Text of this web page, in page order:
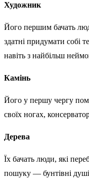
Художник
Його першим бачать
здатні придумати собі
навіть з найбільш
Камінь
Його у першу чергу
своїх ногах,
Дерева
Їх бачать люди, які
пошуку — бунтівні